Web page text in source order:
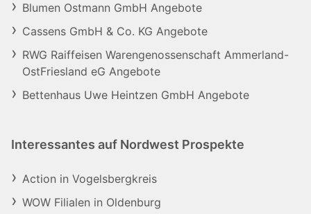
Blumen Ostmann GmbH Angebote
Cassens GmbH & Co. KG Angebote
RWG Raiffeisen Warengenossenschaft Ammerland-
OstFriesland eG Angebote
Bettenhaus Uwe Heintzen GmbH Angebote
Interessantes auf Nordwest Prospekte
Action in Vogelsbergkreis
WOW Filialen in Oldenburg